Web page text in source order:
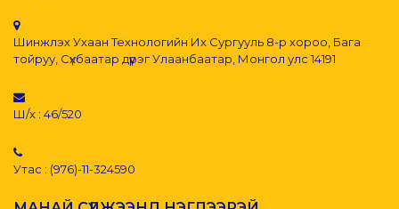
Шинжлэх Ухаан Технологийн Их Сургууль 8-р хороо, Бага
тойруу, Сүхбаатар дүүрэг Улаанбаатар, Монгол улс 14191
Ш/х : 46/520
Утас : (976)-11-324590